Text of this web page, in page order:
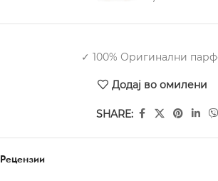
✓ 100% Оригинални
Додај во омилени
SHARE:
Рецензии